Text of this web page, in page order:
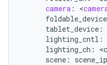
camera : <
foldable_device
tablet_device :
lighting_cntl :
lighting_ch : <
scene : scene_ip